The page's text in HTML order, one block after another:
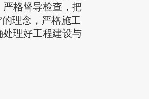
严格督导检查，把
理念，严格施工
理好工程建设与